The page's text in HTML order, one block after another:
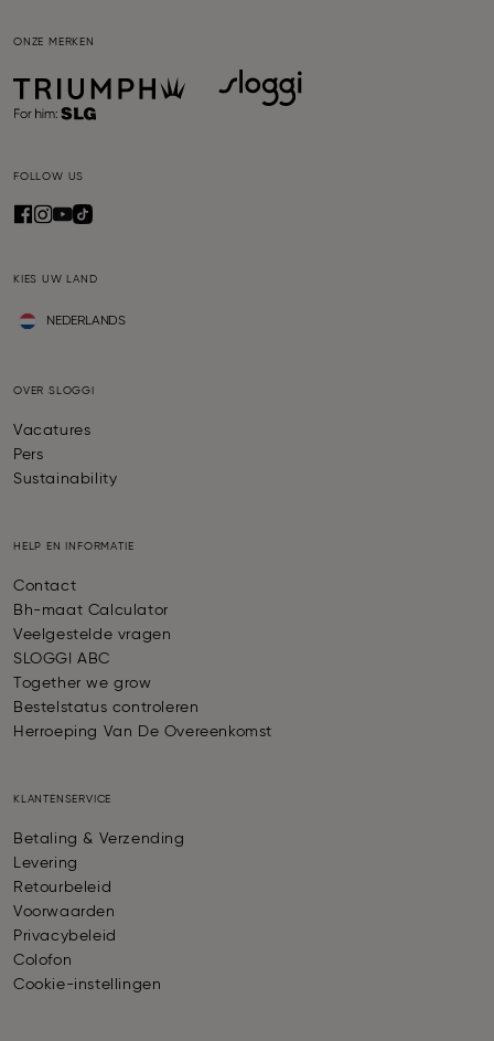
ONZE MERKEN
FOLLOW US
KIES UW LAND
NEDERLANDS
OVER SLOGGI
Vacatures
Pers
Sustainability
HELP EN INFORMATIE
Contact
Bh-maat Calculator
Veelgestelde vragen
SLOGGI ABC
Together we grow
Bestelstatus controleren
Herroeping Van De Overeenkomst
KLANTENSERVICE
Betaling & Verzending
Levering
Retourbeleid
Voorwaarden
Privacybeleid
Colofon
Cookie-instellingen